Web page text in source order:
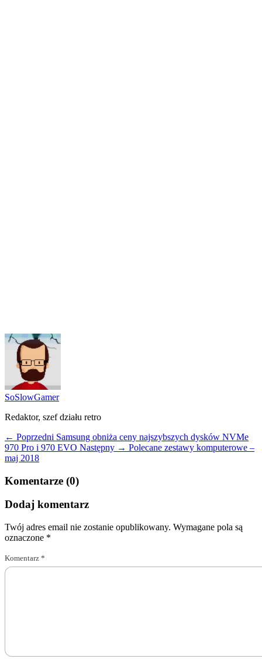
SoSlowGamer
Redaktor, szef działu retro
← Poprzedni Samsung obniża ceny najszybszych dysków NVMe
970 Pro i 970 EVO Następny → Polecane zestawy komputerowe –
maj 2018
Komentarze (0)
Dodaj komentarz
Twój adres email nie zostanie opublikowany. Wymagane pola są
oznaczone *
Komentarz *